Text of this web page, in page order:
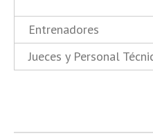
Entrenadores
Jueces y Personal